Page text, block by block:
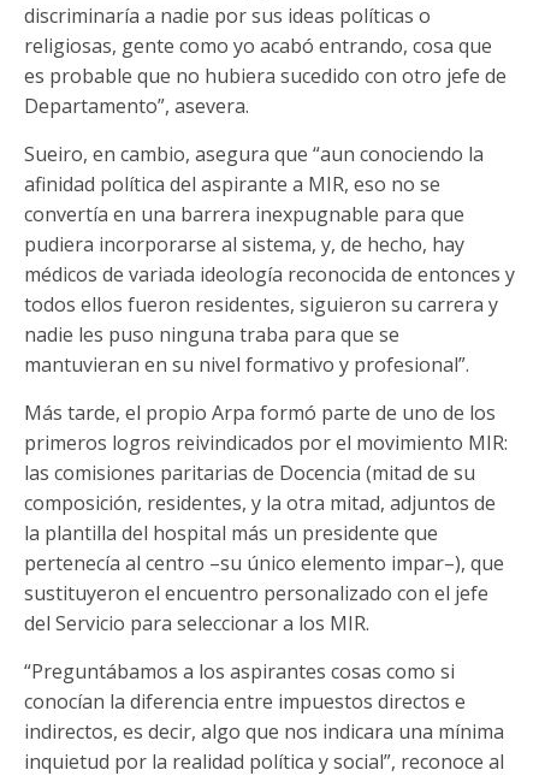
discriminaría a nadie por sus ideas políticas o
religiosas, gente como yo acabó entrando, cosa que
es probable que no hubiera sucedido con otro jefe de
Departamento”, asevera.
Sueiro, en cambio, asegura que “aun conociendo la
afinidad política del aspirante a MIR, eso no se
convertía en una barrera inexpugnable para que
pudiera incorporarse al sistema, y, de hecho, hay
médicos de variada ideología reconocida de entonces y
todos ellos fueron residentes, siguieron su carrera y
nadie les puso ninguna traba para que se
mantuvieran en su nivel formativo y profesional”.
Más tarde, el propio Arpa formó parte de uno de los
primeros logros reivindicados por el movimiento MIR:
las comisiones paritarias de Docencia (mitad de su
composición, residentes, y la otra mitad, adjuntos de
la plantilla del hospital más un presidente que
pertenecía al centro –su único elemento impar–), que
sustituyeron el encuentro personalizado con el jefe
del Servicio para seleccionar a los MIR.
“Preguntábamos a los aspirantes cosas como si
conocían la diferencia entre impuestos directos e
indirectos, es decir, algo que nos indicara una mínima
inquietud por la realidad política y social”, reconoce al